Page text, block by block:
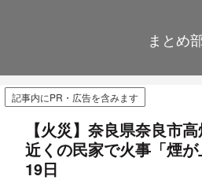
まとめ
記事内にPR・広告を含みます
【火災】奈良県奈良市
近くの民家で火事「煙
19日